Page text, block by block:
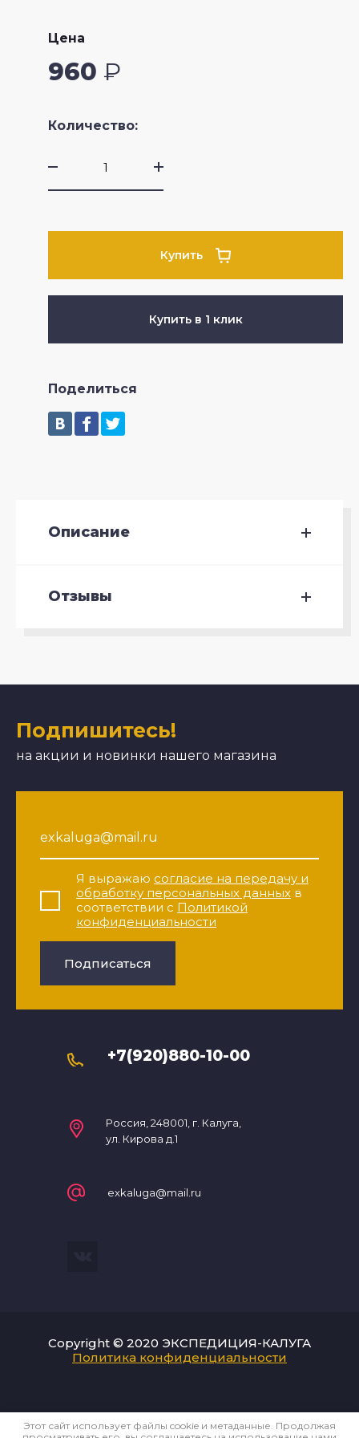
Цена
960 ₽
Количество:
Купить
Купить в 1 клик
Поделиться
Описание
Отзывы
Подпишитесь!
на акции и новинки нашего магазина
Я выражаю согласие на передачу и
обработку персональных данных в
соответствии с Политикой
конфиденциальности
Подписаться
+7(920)880-10-00
Россия, 248001, г. Калуга,
ул. Кирова д.1
exkaluga@mail.ru
Copyright © 2020 ЭКСПЕДИЦИЯ-КАЛУГА
Политика конфиденциальности
Этот сайт использует файлы cookie и метаданные. Продолжая